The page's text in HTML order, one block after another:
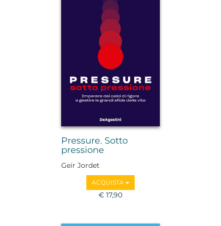
Pressure. Sotto
pressione
Geir Jordet
ACQUISTA
€ 17,90